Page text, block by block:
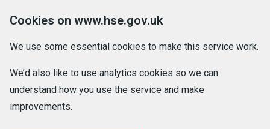
Cookies on www.hse.gov.uk
We use some essential cookies to make this service work.
We’d also like to use analytics cookies so we can
understand how you use the service and make
improvements.